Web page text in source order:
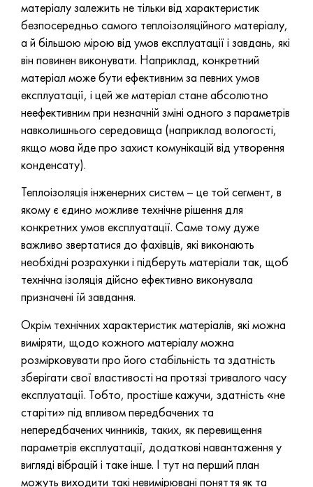
матеріалу залежить не тільки від характеристик
безпосередньо самого теплоізоляційного матеріалу,
а й більшою мірою від умов експлуатації і завдань, які
він повинен виконувати. Наприклад, конкретний
матеріал може бути ефективним за певних умов
експлуатації, і цей же матеріал стане абсолютно
неефективним при незначній зміні одного з параметрів
навколишнього середовища (наприклад вологості,
якщо мова йде про захист комунікацій від утворення
конденсату).
Теплоізоляція інженерних систем – це той сегмент, в
якому є єдино можливе технічне рішення для
конкретних умов експлуатації. Саме тому дуже
важливо звертатися до фахівців, які виконають
необхідні розрахунки і підберуть матеріали так, щоб
технічна ізоляція дійсно ефективно виконувала
призначені їй завдання.
Окрім технічних характеристик матеріалів, які можна
виміряти, щодо кожного матеріалу можна
розмірковувати про його стабільність та здатність
зберігати свої властивості на протязі тривалого часу
експлуатації. Тобто, простіше кажучи, здатність «не
старіти» під впливом передбачених та
непередбачених чинників, таких, як перевищення
параметрів експлуатації, додаткові навантаження у
вигляді вібрацій і таке інше. І тут на перший план
можуть виходити такі невимірювані поняття як та